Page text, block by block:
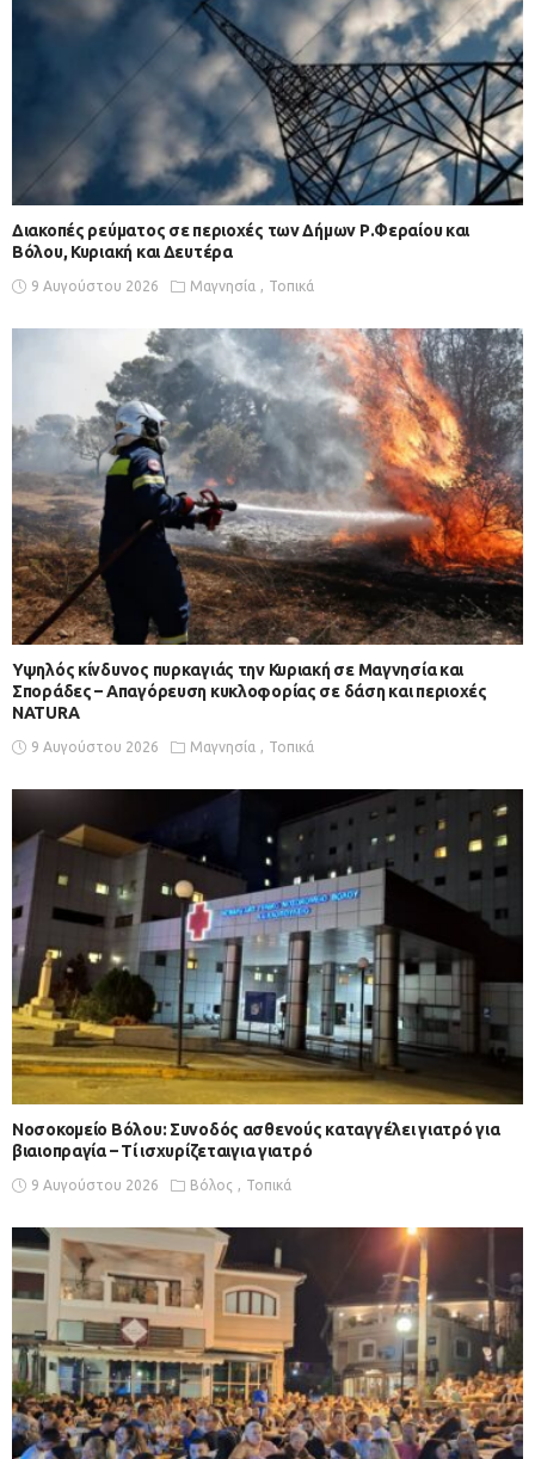
Διακοπές ρεύματος σε περιοχές των Δήμων Ρ.Φεραίου και
Βόλου, Κυριακή και Δευτέρα
9 Αυγούστου 2026 Μαγνησία Τοπικά
Υψηλός κίνδυνος πυρκαγιάς την Κυριακή σε Μαγνησία και
Σποράδες – Απαγόρευση κυκλοφορίας σε δάση και περιοχές
NATURA
9 Αυγούστου 2026 Μαγνησία Τοπικά
Νοσοκομείο Βόλου: Συνοδός ασθενούς καταγγέλει γιατρό για
βιαιοπραγία – Τί ισχυρίζεταιγια γιατρό
9 Αυγούστου 2026 Βόλος Τοπικά